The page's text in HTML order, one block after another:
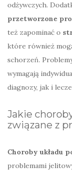
odżywczych.
przetworzone
też zapominać o
które również
schorzeń.
wymagają
diagnozy, jak i
Jakie
związane z
Choroby układu
problemami